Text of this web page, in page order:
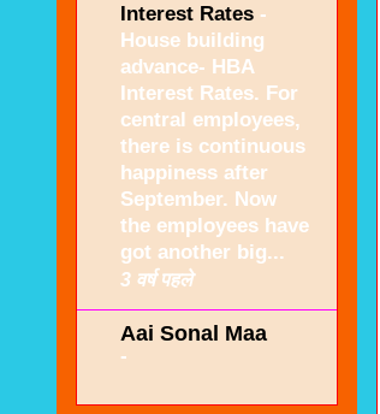
Interest Rates -
House building
advance- HBA
Interest Rates. For
central employees,
there is continuous
happiness after
September. Now
the employees have
got another big...
3 वर्ष पहले
Aai Sonal Maa
-